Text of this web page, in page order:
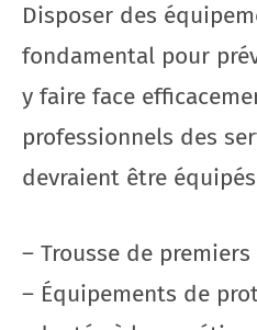
Disposer des
fondamental pour
y faire face
professionnels des
devraient être
– Trousse de
– Équipements de